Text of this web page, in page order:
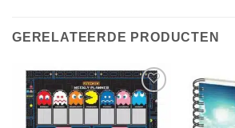
GERELATEERDE PRODUCTEN